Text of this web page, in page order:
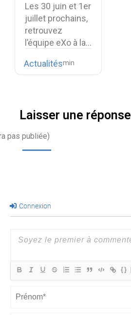
Numérique
Les 30 juin et 1er
juillet prochains,
retrouvez
l’équipe eXo à la…
Actualités
Laisser une réponse
pas publiée)
Connexion
{}